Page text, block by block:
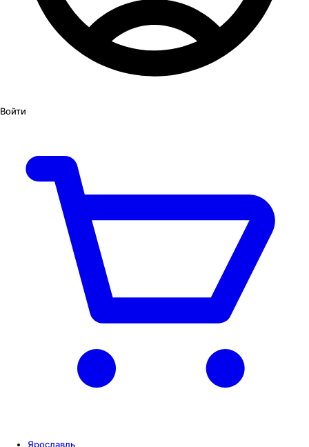
Войти
Ярославль